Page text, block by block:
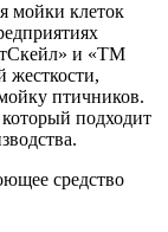
мойки клеток
и «ТМ
жесткости,
птичников.
подходит
средство